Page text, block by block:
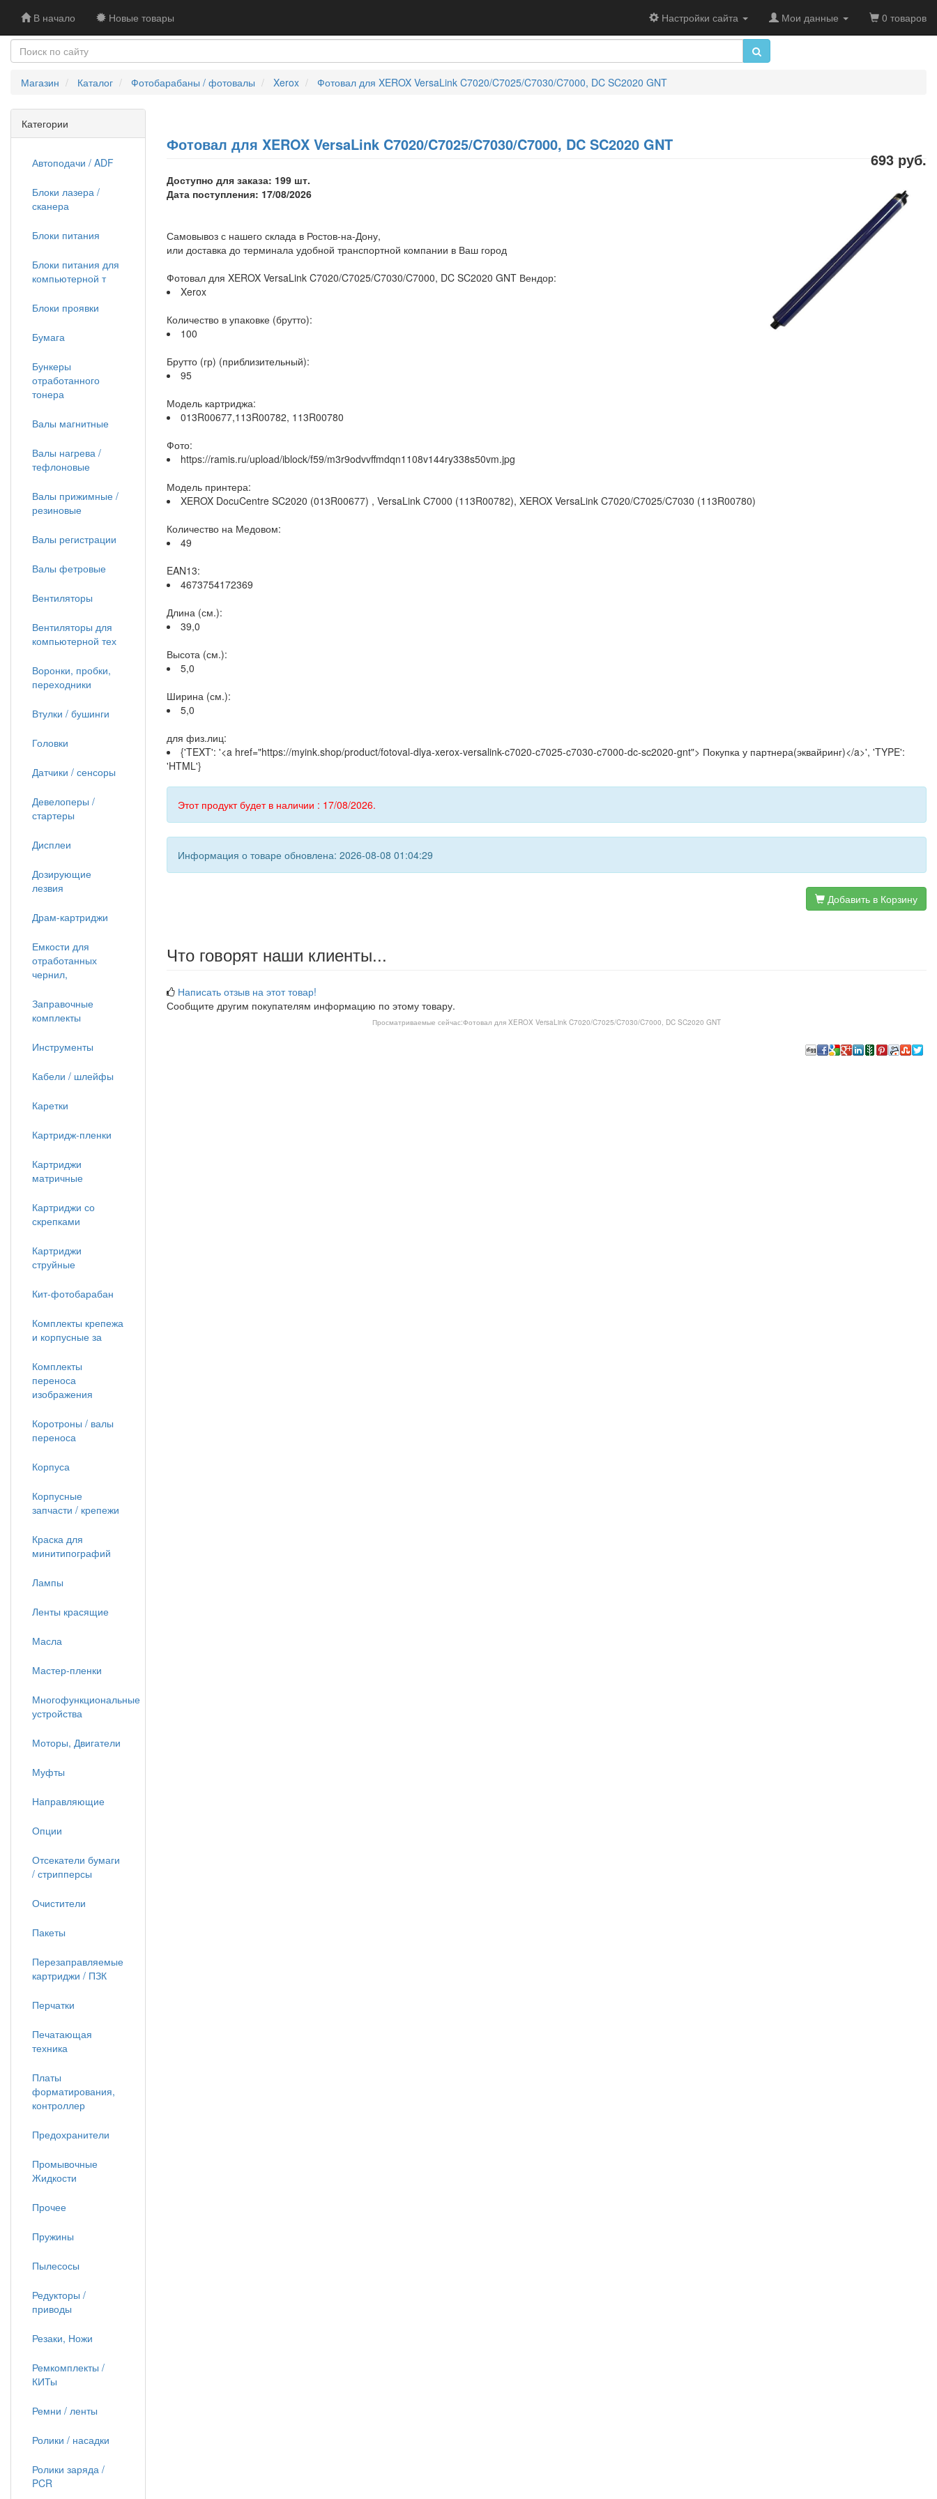
В начало Новые товары Настройки сайта Мои данные 0 товаров
Магазин Каталог Фотобарабаны / фотовалы Xerox Фотовал для XEROX VersaLink C7020/C7025/C7030/C7000, DC SC2020 GNT
Фотовал для XEROX VersaLink C7020/C7025/C7030/C7000, DC SC2020 GNT
693 руб.
Доступно для заказа: 199 шт.
Дата поступления: 17/08/2026
Самовывоз с нашего склада в Ростов-на-Дону,
или доставка до терминала удобной транспортной компании в Ваш город
Фотовал для XEROX VersaLink C7020/C7025/C7030/C7000, DC SC2020 GNT Вендор:
Xerox
Количество в упаковке (брутто):
100
Брутто (гр) (приблизительный):
95
Модель картриджа:
013R00677,113R00782, 113R00780
Фото:
https://ramis.ru/upload/iblock/f59/m3r9odvvffmdqn1108v144ry338s50vm.jpg
Модель принтера:
XEROX DocuCentre SC2020 (013R00677) , VersaLink C7000 (113R00782), XEROX VersaLink C7020/C7025/C7030 (113R00780)
Количество на Медовом:
49
EAN13:
4673754172369
Длина (см.):
39,0
Высота (см.):
5,0
Ширина (см.):
5,0
для физ.лиц:
{'TEXT': '<a href="https://myink.shop/product/fotoval-dlya-xerox-versalink-c7020-c7025-c7030-c7000-dc-sc2020-gnt"> Покупка у партнера(эквайринг)</a>', 'TYPE':
'HTML'}
Этот продукт будет в наличии : 17/08/2026.
Информация о товаре обновлена: 2026-08-08 01:04:29
Добавить в Корзину
Что говорят наши клиенты...
Написать отзыв на этот товар!
Сообщите другим покупателям информацию по этому товару.
Просматриваемые сейчас:Фотовал для XEROX VersaLink C7020/C7025/C7030/C7000, DC SC2020 GNT
Категории
Автоподачи / ADF
Блоки лазера /
сканера
Блоки питания
Блоки питания для
компьютерной т
Блоки проявки
Бумага
Бункеры
отработанного
тонера
Валы магнитные
Валы нагрева /
тефлоновые
Валы прижимные /
резиновые
Валы регистрации
Валы фетровые
Вентиляторы
Вентиляторы для
компьютерной тех
Воронки, пробки,
переходники
Втулки / бушинги
Головки
Датчики / сенсоры
Девелоперы /
стартеры
Дисплеи
Дозирующие
лезвия
Драм-картриджи
Емкости для
отработанных
чернил,
Заправочные
комплекты
Инструменты
Кабели / шлейфы
Каретки
Картридж-пленки
Картриджи
матричные
Картриджи со
скрепками
Картриджи
струйные
Кит-фотобарабан
Комплекты крепежа
и корпусные за
Комплекты
переноса
изображения
Коротроны / валы
переноса
Корпуса
Корпусные
запчасти / крепежи
Краска для
минитипографий
Лампы
Ленты красящие
Масла
Мастер-пленки
Многофункциональные
устройства
Моторы, Двигатели
Муфты
Направляющие
Опции
Отсекатели бумаги
/ стрипперсы
Очистители
Пакеты
Перезаправляемые
картриджи / ПЗК
Перчатки
Печатающая
техника
Платы
форматирования,
контроллер
Предохранители
Промывочные
Жидкости
Прочее
Пружины
Пылесосы
Редукторы /
приводы
Резаки, Ножи
Ремкомплекты /
КИТы
Ремни / ленты
Ролики / насадки
Ролики заряда /
PCR